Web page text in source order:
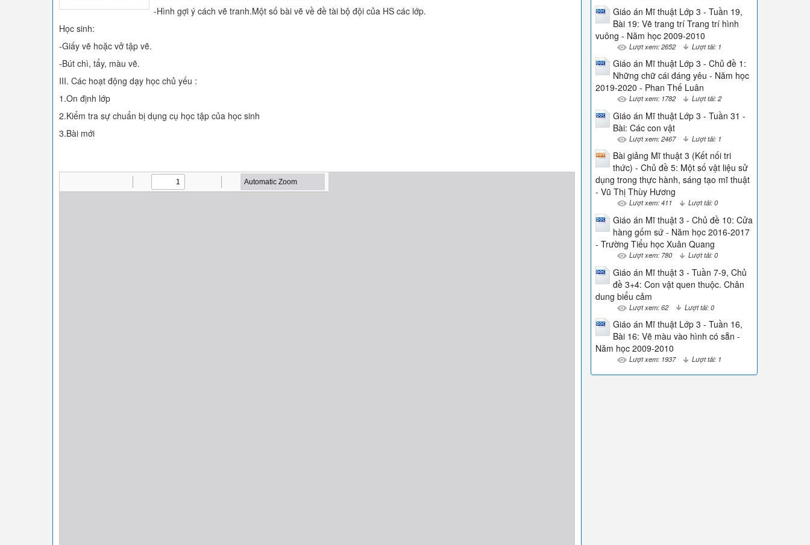
-Hình gợi ý cách vẽ tranh.Một số bài vẽ về đề tài bộ đội của HS các lớp.
Học sinh:
-Giấy vẽ hoặc vở tập vẽ.
-Bút chì, tẩy, màu vẽ.
III. Các hoạt động dạy học chủ yếu :
1.On định lớp
2.Kiểm tra sự chuẩn bị dụng cụ học tập của học sinh
3.Bài mới
Giáo án Mĩ thuật Lớp 3 - Tuần 19,
Bài 19: Vẽ trang trí Trang trí hình
vuông - Năm học 2009-2010
Lượt xem: 2652 Lượt tải: 1
Giáo án Mĩ thuật Lớp 3 - Chủ đề 1:
Những chữ cái đáng yêu - Năm học
2019-2020 - Phan Thế Luân
Lượt xem: 1782 Lượt tải: 2
Giáo án Mĩ thuật Lớp 3 - Tuần 31 -
Bài: Các con vật
Lượt xem: 2467 Lượt tải: 1
Bài giảng Mĩ thuật 3 (Kết nối tri
thức) - Chủ đề 5: Một số vật liệu sử
dụng trong thực hành, sáng tạo mĩ thuật
- Vũ Thị Thùy Hương
Lượt xem: 411 Lượt tải: 0
Giáo án Mĩ thuật 3 - Chủ đề 10: Cửa
hàng gốm sứ - Năm học 2016-2017
- Trường Tiểu học Xuân Quang
Lượt xem: 780 Lượt tải: 0
Giáo án Mĩ thuật 3 - Tuần 7-9, Chủ
đề 3+4: Con vật quen thuộc. Chân
dung biểu cảm
Lượt xem: 62 Lượt tải: 0
Giáo án Mĩ thuật Lớp 3 - Tuần 16,
Bài 16: Vẽ màu vào hình có sẵn -
Năm học 2009-2010
Lượt xem: 1937 Lượt tải: 1